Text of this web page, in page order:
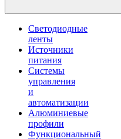
Светодиодные
ленты
Источники
питания
Системы
управления
и
автоматизации
Алюминиевые
профили
Функциональный